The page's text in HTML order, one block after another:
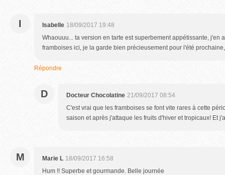
I Isabelle 18/09/2017 19:48
Whaouuu... ta version en tarte est superbement appétissante, j'en
framboises ici, je la garde bien précieusement pour l'été
Répondre
D Docteur Chocolatine 21/09/2017 08:54
C'est vrai que les framboises se font vite rares à cette
saison et après j'attaque les fruits d'hiver et tropicaux! Et
M Marie L 18/09/2017 16:58
Hum !! Superbe et gourmande. Belle journée